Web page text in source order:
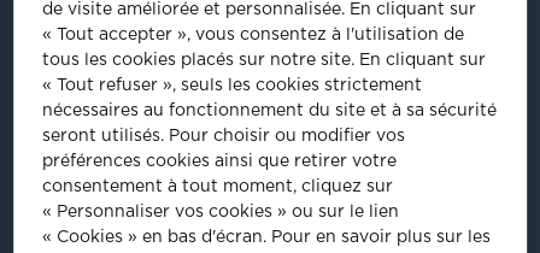
ÊTRE INVITÉ À NOS ÉVÈNEMENTS
Inscrivez-vous pour être informé de nos prochains évènements :
INSCRIPTION
PLUS D'INFORMATIONS
de visite améliorée et personnalisée. En cliquant sur
« Tout accepter », vous consentez à l'utilisation de
tous les cookies placés sur notre site. En cliquant sur
« Tout refuser », seuls les cookies strictement
nécessaires au fonctionnement du site et à sa sécurité
seront utilisés. Pour choisir ou modifier vos
préférences cookies ainsi que retirer votre
consentement à tout moment, cliquez sur
« Personnaliser vos cookies » ou sur le lien
« Cookies » en bas d'écran. Pour en savoir plus sur les